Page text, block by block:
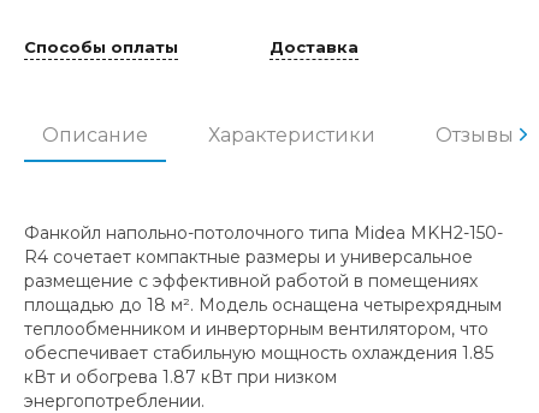
Способы оплаты Доставка
Описание Характеристики Отзывы
Фанкойл напольно-потолочного типа Midea MKH2-150-
R4 сочетает компактные размеры и универсальное
размещение с эффективной работой в помещениях
площадью до 18 м². Модель оснащена четырехрядным
теплообменником и инверторным вентилятором, что
обеспечивает стабильную мощность охлаждения 1.85
кВт и обогрева 1.87 кВт при низком
энергопотреблении.